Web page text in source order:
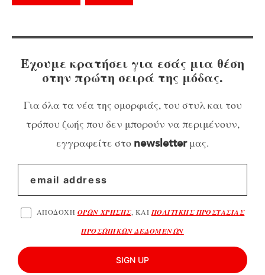
Έχουμε κρατήσει για εσάς μια θέση
στην πρώτη σειρά της μόδας.
Για όλα τα νέα της ομορφιάς, του στυλ και του
τρόπου ζωής που δεν μπορούν να περιμένουν,
εγγραφείτε στο newsletterμας.
ΑΠΟΔΟΧΗ ΟΡΩΝ ΧΡΗΣΗΣ, ΚΑΙ ΠΟΛΙΤΙΚΗΣ ΠΡΟΣΤΑΣΙΑΣ
ΠΡΟΣΩΠΙΚΩΝ ΔΕΔΟΜΕΝΩΝ
SIGN UP